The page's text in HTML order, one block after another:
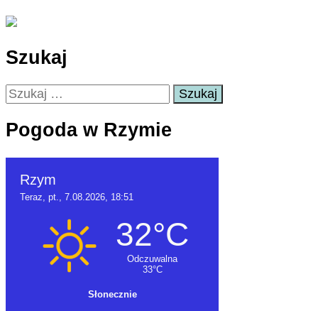
Szukaj
Szukaj:
Pogoda w Rzymie